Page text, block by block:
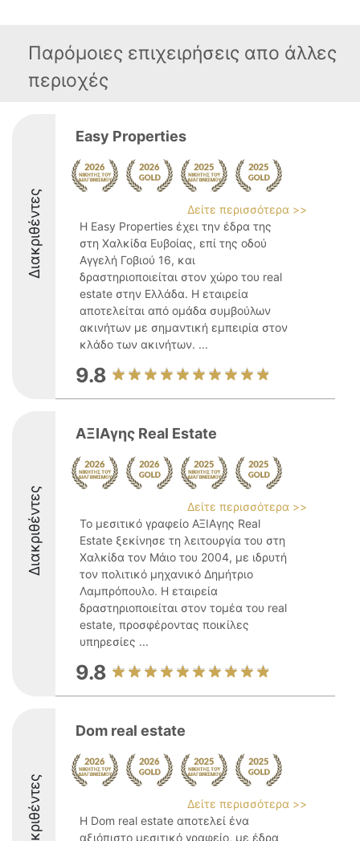
Παρόμοιες επιχειρήσεις απο άλλες
περιοχές
Διακριθέντες
Easy Properties
Δείτε περισσότερα >>
Η Easy Properties έχει την έδρα της
στη Χαλκίδα Ευβοίας, επί της οδού
Αγγελή Γοβιού 16, και
δραστηριοποιείται στον χώρο του real
estate στην Ελλάδα. Η εταιρεία
αποτελείται από ομάδα συμβούλων
ακινήτων με σημαντική εμπειρία στον
κλάδο των ακινήτων. ...
9.8
Διακριθέντες
ΑΞΙΑγης Real Estate
Δείτε περισσότερα >>
Το μεσιτικό γραφείο ΑΞΙΑγης Real
Estate ξεκίνησε τη λειτουργία του στη
Χαλκίδα τον Μάιο του 2004, με ιδρυτή
τον πολιτικό μηχανικό Δημήτριο
Λαμπρόπουλο. Η εταιρεία
δραστηριοποιείται στον τομέα του real
estate, προσφέροντας ποικίλες
υπηρεσίες ...
9.8
Διακριθέντες
Dom real estate
Δείτε περισσότερα >>
Η Dom real estate αποτελεί ένα
αξιόπιστο μεσιτικό γραφείο, με έδρα